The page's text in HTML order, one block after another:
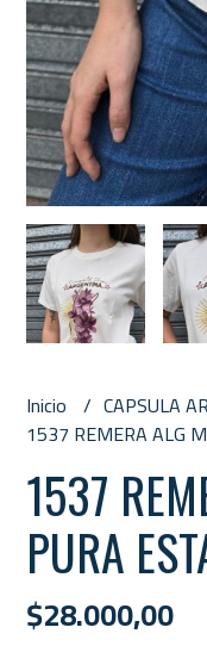
Inicio
CAPSULA
1537 REMERA ALG
1537
PURA
$28.000,00